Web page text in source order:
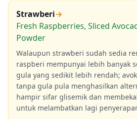
Strawberi→
Fresh Raspberries, Sliced
Powder
Walaupun strawberi sudah sedia
raspberi mempunyai lebih banyak
gula yang sedikit lebih rendah;
tanpa gula pula menghasilkan
hampir sifar glisemik dan
untuk melambatkan lagi